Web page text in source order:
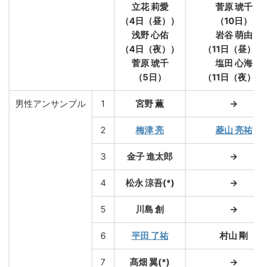
立花 莉愛
（4日（昼））
浅野 心佑
（4日（夜））
菅原 琥千
（5日）
菅原 琥千
（10日）
岩谷 萌由
（11日（昼）
塩田 心海
（11日（夜）
男性アンサンブル 1 宮野 薫 →
2 梅津 亮 菱山 亮祐
3 金子 進太郎 →
4 松永 涼吾(*) →
5 川島 創 →
6 平田 了祐 村山 剛
7 髙畑 翼(*) →